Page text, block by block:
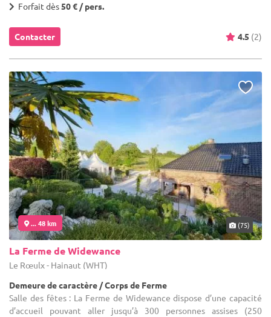
Forfait dès50 € / pers.
Contacter 4.5 (2)
... 48 km (75)
La Ferme de Widewance
Le Rœulx - Hainaut (WHT)
Demeure de caractère / Corps de Ferme
Salle des fêtes : La Ferme de Widewance dispose d’une capacité
d’accueil pouvant aller jusqu’à 300 personnes assises (250